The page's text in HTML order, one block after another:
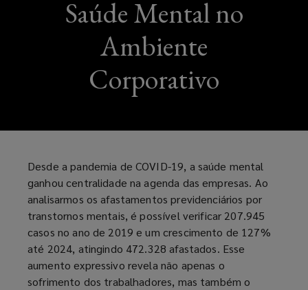
Saúde Mental no
Ambiente
Corporativo
Desde a pandemia de COVID-19, a saúde mental
ganhou centralidade na agenda das empresas. Ao
analisarmos os afastamentos previdenciários por
transtornos mentais, é possível verificar 207.945
casos no ano de 2019 e um crescimento de 127%
até 2024, atingindo 472.328 afastados. Esse
aumento expressivo revela não apenas o
sofrimento dos trabalhadores, mas também o